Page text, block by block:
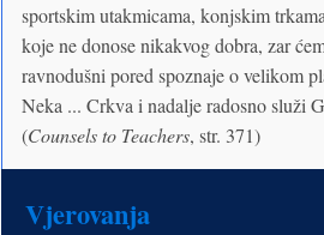
sportskim utakmicama, konjskim
koje ne donose nikakvog dobra, zar
ravnodušni pored spoznaje o velikom
Neka ... Crkva i nadalje radosno služi
(Counsels to Teachers, str. 371)
Vjerovanja